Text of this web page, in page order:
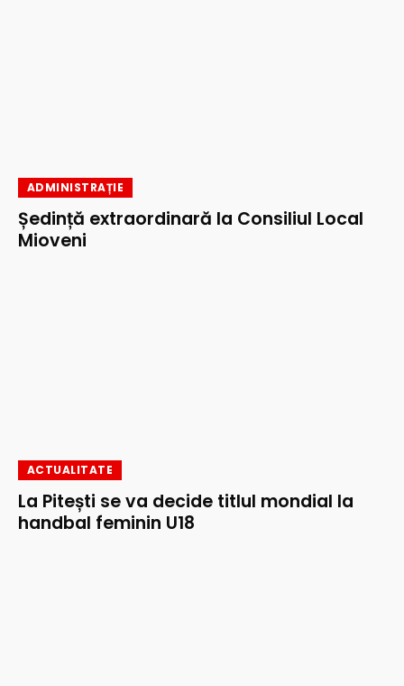
ADMINISTRAȚIE
Ședință extraordinară la Consiliul Local
Mioveni
ACTUALITATE
La Pitești se va decide titlul mondial la
handbal feminin U18